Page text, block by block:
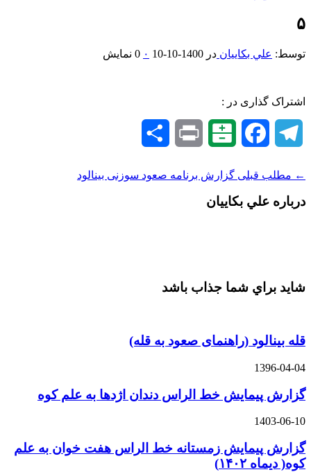
۵
توسط: علي بكاييان در 1400-10-10 ۰ 0 نمایش
اشتراک گذاری در :
Telegram
Facebook
Balatarin
Print
← مطلب قبلی گزارش برنامه صعود سوزنی بینالود
درباره علي بكاييان
شايد براي شما جذاب باشد
قله بینالود (راهنمای صعود به قله)
1396-04-04
گزارش پیمایش خط الراس دندان اژدها به علم کوه
1403-06-10
گزارش پیمایش زمستانه خط الراس هفت خوان به علم
کوه( دیماه ۱۴۰۲)